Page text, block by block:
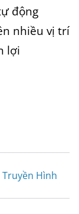
động
nhiều vị trí
lợi
Hình